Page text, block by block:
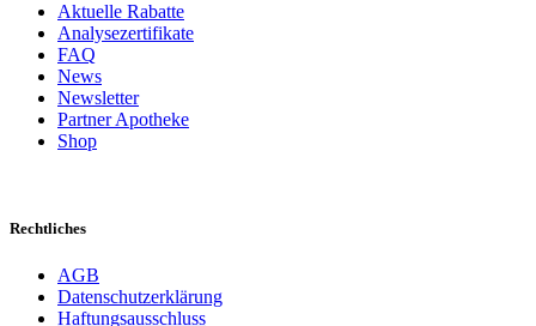
Aktuelle Rabatte
Analysezertifikate
FAQ
News
Newsletter
Partner Apotheke
Shop
Rechtliches
AGB
Datenschutzerklärung
Haftungsausschluss